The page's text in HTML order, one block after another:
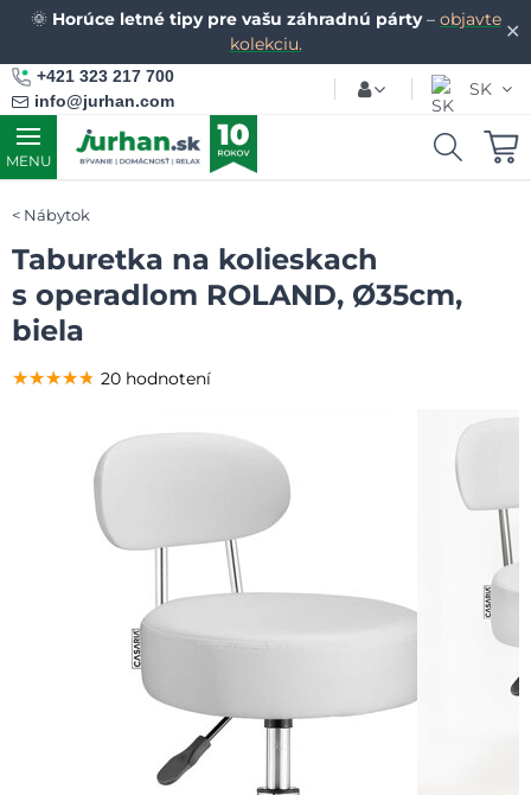
✕
🌞 Horúce letné tipy pre vašu záhradnú párty– objavte
kolekciu.
+421 323 217 700
info@jurhan.com
SK
MENU
Nábytok
Taburetka na kolieskach
s operadlom ROLAND, Ø35cm,
biela
★★★★★
★★★★★
★★★★★ 20 hodnotení